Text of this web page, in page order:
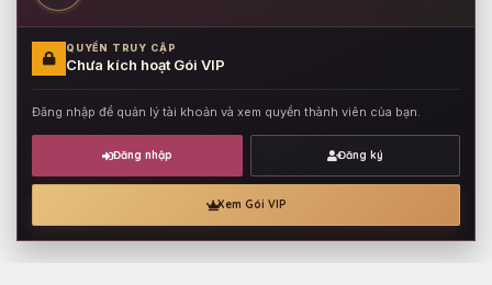
QUYỀN TRUY CẬP
Chưa kích hoạt Gói VIP
Đăng nhập để quản lý tài khoản và xem quyền thành viên của bạn.
Đăng nhập Đăng ký
Xem Gói VIP